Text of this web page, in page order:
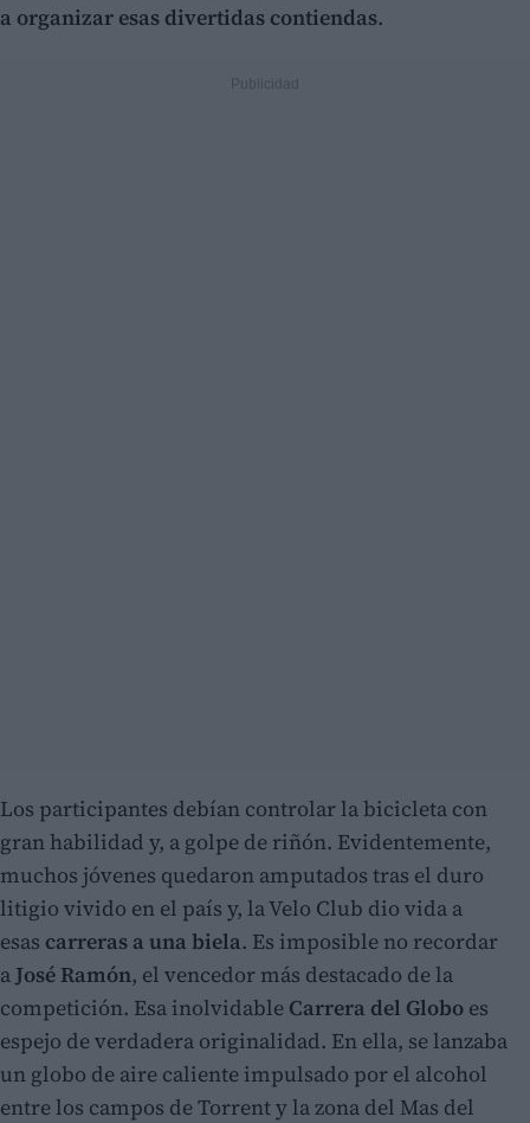
a organizar esas divertidas contiendas.
Los participantes debían controlar la bicicleta con
gran habilidad y, a golpe de riñón. Evidentemente,
muchos jóvenes quedaron amputados tras el duro
litigio vivido en el país y, la Velo Club dio vida a
esas carreras a una biela. Es imposible no recordar
a José Ramón, el vencedor más destacado de la
competición. Esa inolvidable Carrera del Globo es
espejo de verdadera originalidad. En ella, se lanzaba
un globo de aire caliente impulsado por el alcohol
entre los campos de Torrent y la zona del Mas del